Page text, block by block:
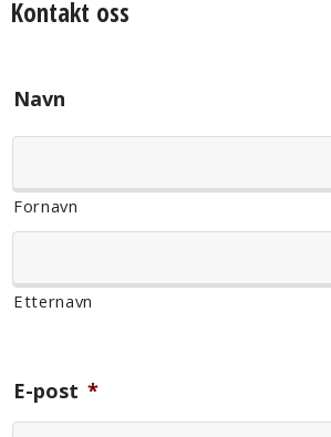
Kontakt oss
Navn
Fornavn
Etternavn
E-post *